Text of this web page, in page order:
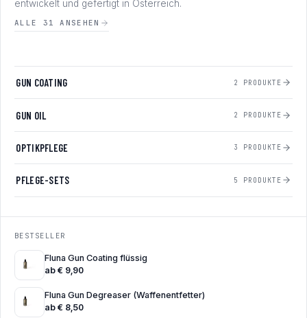
entwickelt und gefertigt in Österreich.
ALLE 31 ANSEHEN
GUN COATING 2 PRODUKTE
GUN OIL 2 PRODUKTE
OPTIKPFLEGE 3 PRODUKTE
PFLEGE-SETS 5 PRODUKTE
BESTSELLER
Fluna Gun Coating flüssig
ab € 9,90
Fluna Gun Degreaser (Waffenentfetter)
ab € 8,50